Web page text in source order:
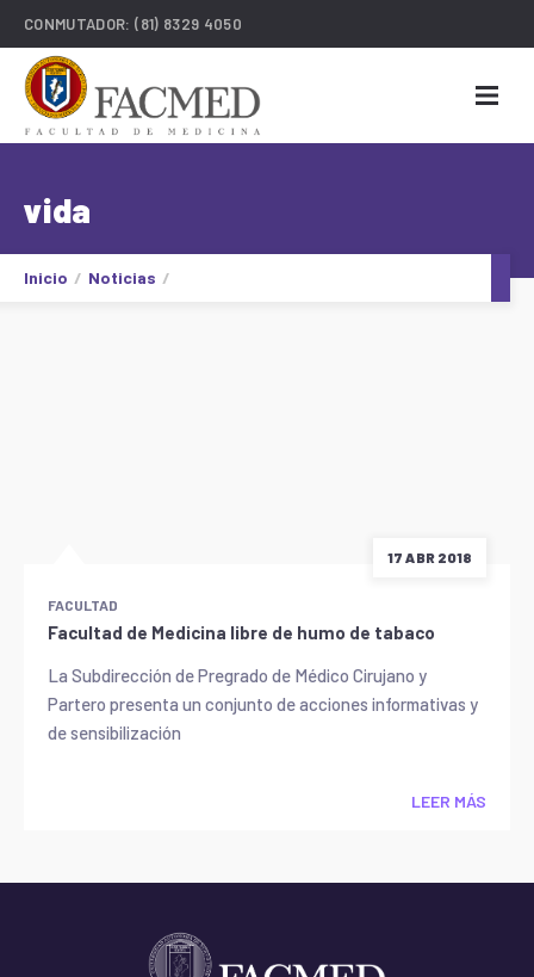
CONMUTADOR:(81) 8329 4050
vida
Inicio Noticias
17 ABR 2018
FACULTAD
Facultad de Medicina libre de humo de tabaco
La Subdirección de Pregrado de Médico Cirujano y
Partero presenta un conjunto de acciones informativas y
de sensibilización
LEER MÁS